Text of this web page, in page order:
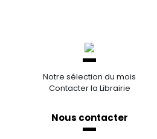
Notre sélection du mois
Contacter la Librairie
Nous contacter